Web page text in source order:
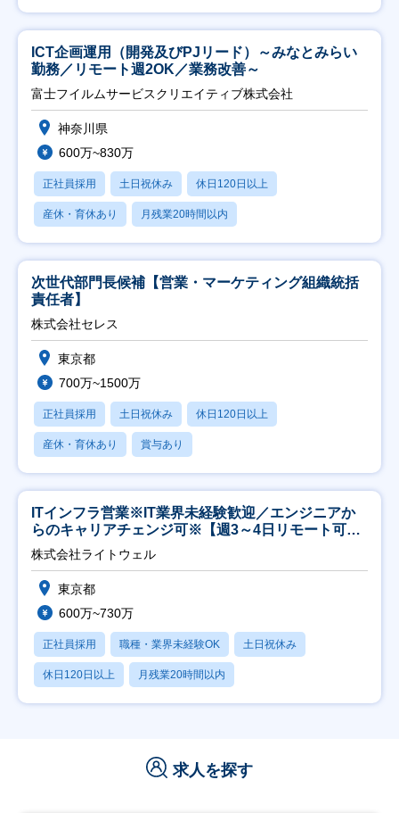
ICT企画運用（開発及びPJリード）～みなとみらい
勤務／リモート週2OK／業務改善～
富士フイルムサービスクリエイティブ株式会社
神奈川県
600万~830万
正社員採用 土日祝休み 休日120日以上
産休・育休あり 月残業20時間以内
次世代部門長候補【営業・マーケティング組織統括
責任者】
株式会社セレス
東京都
700万~1500万
正社員採用 土日祝休み 休日120日以上
産休・育休あり 賞与あり
ITインフラ営業※IT業界未経験歓迎／エンジニアか
らのキャリアチェンジ可※【週3～4日リモート可
能】
株式会社ライトウェル
東京都
600万~730万
正社員採用 職種・業界未経験OK 土日祝休み
休日120日以上 月残業20時間以内
求人を探す